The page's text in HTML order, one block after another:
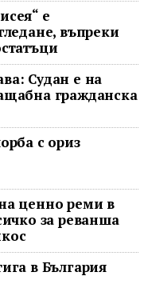
е
въпреки
Судан е на
гражданска
с ориз
ценно реми в
за реванша
в България